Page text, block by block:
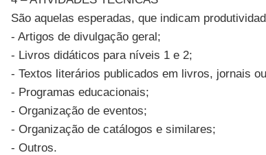
São aquelas esperadas, que indicam
- Artigos de divulgação geral;
- Livros didáticos para níveis 1 e 2;
- Textos literários publicados em livros, jornais
- Programas educacionais;
- Organização de eventos;
- Organização de catálogos e similares;
- Outros.